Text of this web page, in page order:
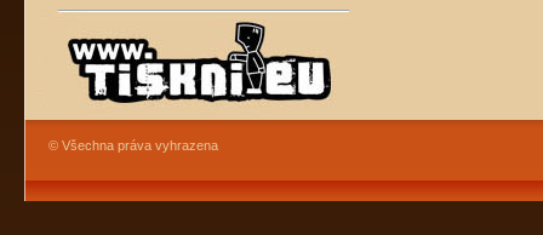
© Všechna práva vyhrazena